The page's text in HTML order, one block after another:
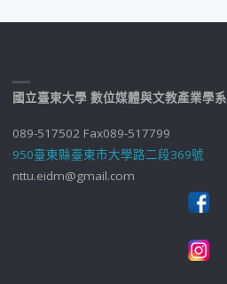
國立臺東大學 數位媒體與文教產業學系
089-517502 Fax089-517799
950臺東縣臺東市大學路二段369號
nttu.eidm@gmail.com